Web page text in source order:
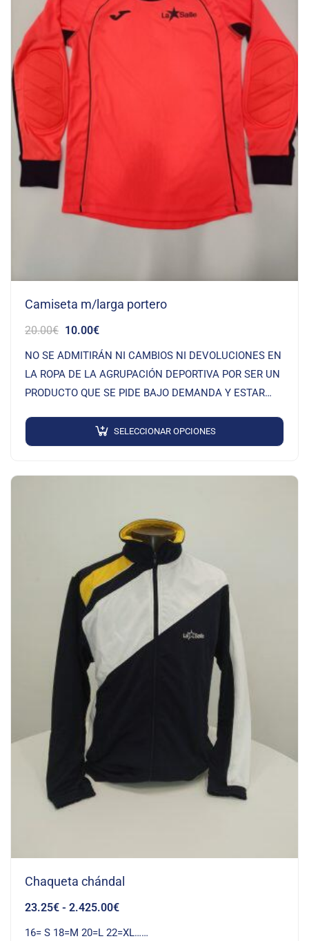
Camiseta m/larga portero
20.00€ 10.00€
NO SE ADMITIRÁN NI CAMBIOS NI DEVOLUCIONES EN
LA ROPA DE LA AGRUPACIÓN DEPORTIVA POR SER UN
PRODUCTO QUE SE PIDE BAJO DEMANDA Y ESTAR
SELECCIONAR OPCIONES
Chaqueta chándal
23.25€ - 2.425.00€
16= S 18=M 20=L 22=XL……